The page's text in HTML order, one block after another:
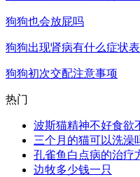
狗狗也会放屁吗
狗狗出现肾病有什么症状
狗狗初次交配注意事项
热门
波斯猫精神不好食欲
三个月的猫可以洗澡
孔雀鱼白点病的治疗
边牧多少钱一只